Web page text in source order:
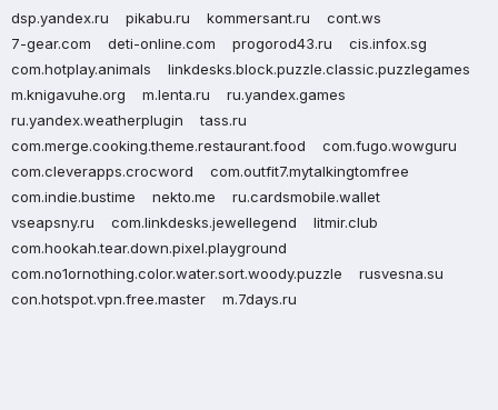
dsp.yandex.ru pikabu.ru kommersant.ru
cont.ws
7-gear.com
deti-online.com progorod43.ru
cis.infox.sg
com.hotplay.animals
linkdesks.block.puzzle.classic.puzzlegames
m.knigavuhe.org
m.lenta.ru
ru.yandex.games
ru.yandex.weatherplugin
tass.ru
com.merge.cooking.theme.restaurant.food
com.fugo.wowguru
com.cleverapps.crocword
com.outfit7.mytalkingtomfree
com.indie.bustime
nekto.me
ru.cardsmobile.wallet
vseapsny.ru
com.linkdesks.jewellegend
litmir.club
com.hookah.tear.down.pixel.playground
com.no1ornothing.color.water.sort.woody.puzzle
rusvesna.su
con.hotspot.vpn.free.master
m.7days.ru